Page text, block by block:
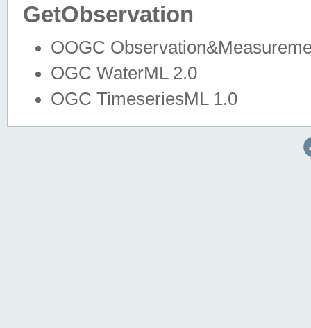
GetObservation
OOGC
OGC WaterML 2.0
OGC TimeseriesML 1.0